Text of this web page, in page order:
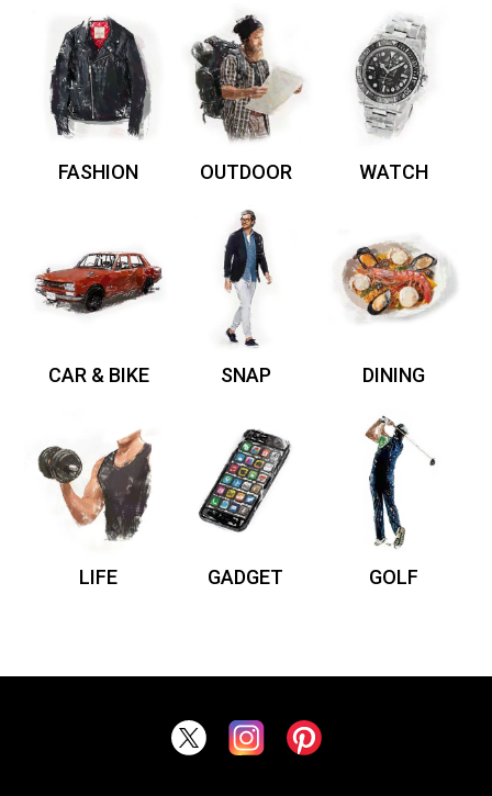
FASHION OUTDOOR WATCH
CAR & BIKE SNAP DINING
LIFE GADGET GOLF